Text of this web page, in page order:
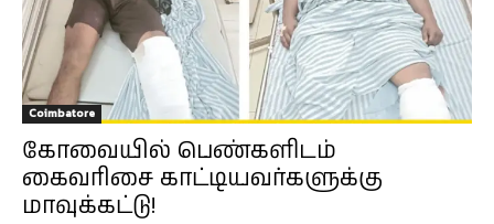
Coimbatore
கோவையில் பெண்களிடம்
கைவரிசை காட்டியவர்களுக்கு
மாவுக்கட்டு!